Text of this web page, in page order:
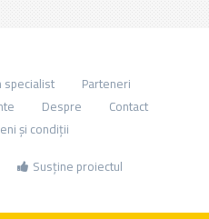
specialist
Parteneri
Despre
Contact
și condiții
Susține proiectul